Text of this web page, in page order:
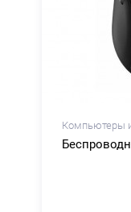
Компьютеры